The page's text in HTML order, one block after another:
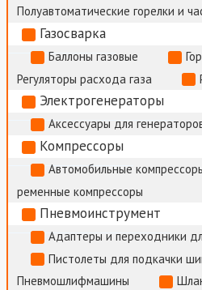
Полуавтоматические горелки и
Газосварка
Баллоны газовые
Регуляторы расхода газа
Электрогенераторы
Аксессуары для
Компрессоры
Автомобильные
ременные компрессоры
Пневмоинструмент
Адаптеры и переходники
Пистолеты для подкачки
Пневмошлифмашины